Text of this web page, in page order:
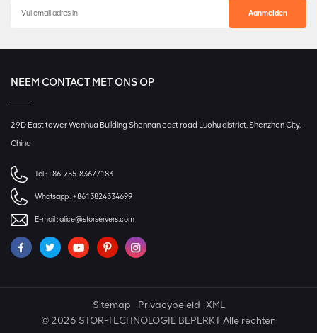
NEEM CONTACT MET ONS OP
29D East tower Wenhua Building Shennan east road Luohu district, Shenzhen City,
China
Tel :+86-755-83677183
Whatsapp :+8613824334699
E-mail :alice@storservers.com
Sitemap Privacybeleid XML
© 2026 STOR-TECHNOLOGIE BEPERKT Alle rechten